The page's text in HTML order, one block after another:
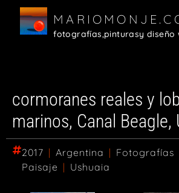
fotografías,pinturasy diseño
cormoranes reales y
marinos, Canal Beagle,
2017 | Argentina | Fotografías
Paisaje | Ushuaia